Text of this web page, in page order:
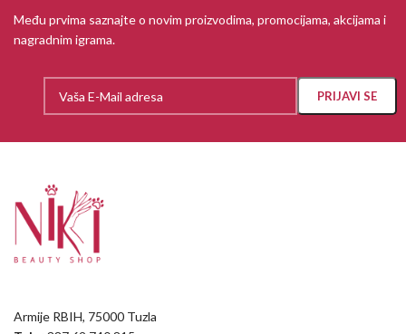
Među prvima saznajte o novim proizvodima, promocijama, akcijama i
nagradnim igrama.
Armije RBIH, 75000 Tuzla